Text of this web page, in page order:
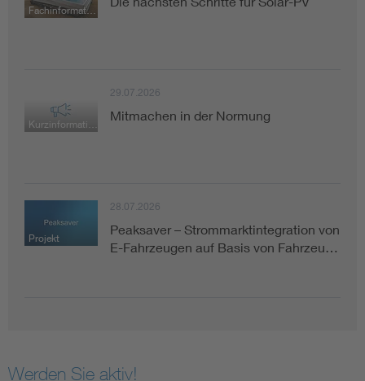
Fachinformation
29.07.2026
Mitmachen in der Normung
Projekt
28.07.2026
Peaksaver – Strommarktintegration von
E-Fahrzeugen auf Basis von Fahrzeu…
Werden Sie aktiv!